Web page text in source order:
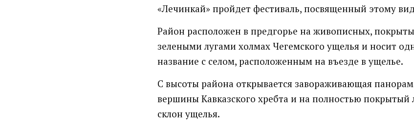
«Лечинкай» пройдет фестиваль, посвященный этому
Район расположен в предгорье на живописных,
зелеными лугами холмах Чегемского ущелья и носит
название с селом, расположенным на въезде в ущелье.
С высоты района открывается завораживающая
вершины Кавказского хребта и на полностью покрытый
склон ущелья.